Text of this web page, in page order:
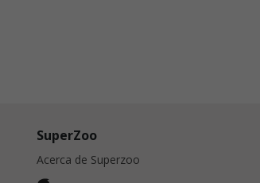
SuperZoo
Acerca de Superzoo